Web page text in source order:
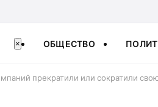
× ОБЩЕСТВО
прекратили или сократили